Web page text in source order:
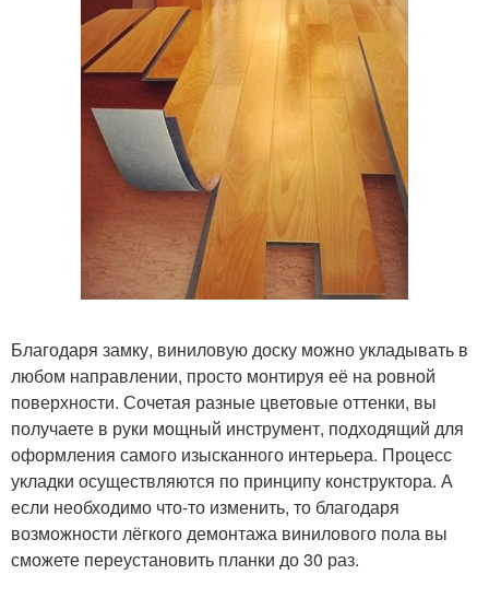
Благодаря замку, виниловую доску можно укладывать в
любом направлении, просто монтируя её на ровной
поверхности. Сочетая разные цветовые оттенки, вы
получаете в руки мощный инструмент, подходящий для
оформления самого изысканного интерьера. Процесс
укладки осуществляются по принципу конструктора. А
если необходимо что-то изменить, то благодаря
возможности лёгкого демонтажа винилового пола вы
сможете переустановить планки до 30 раз.